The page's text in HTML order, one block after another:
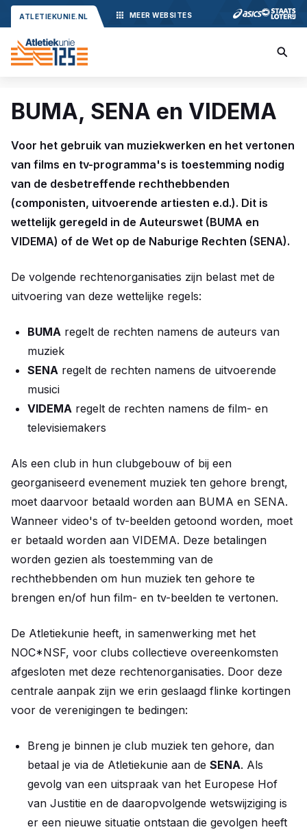
ATLETIEKUNIE.NL MEER WEBSITES
BUMA, SENA en VIDEMA
Voor het gebruik van muziekwerken en het vertonen
van films en tv-programma's is toestemming nodig
van de desbetreffende rechthebbenden
(componisten, uitvoerende artiesten e.d.). Dit is
wettelijk geregeld in de Auteurswet (BUMA en
VIDEMA) of de Wet op de Naburige Rechten (SENA).
De volgende rechtenorganisaties zijn belast met de
uitvoering van deze wettelijke regels:
BUMA regelt de rechten namens de auteurs van
muziek
SENA regelt de rechten namens de uitvoerende
musici
VIDEMA regelt de rechten namens de film- en
televisiemakers
Als een club in hun clubgebouw of bij een
georganiseerd evenement muziek ten gehore brengt,
moet daarvoor betaald worden aan BUMA en SENA.
Wanneer video's of tv-beelden getoond worden, moet
er betaald worden aan VIDEMA. Deze betalingen
worden gezien als toestemming van de
rechthebbenden om hun muziek ten gehore te
brengen en/of hun film- en tv-beelden te vertonen.
De Atletiekunie heeft, in samenwerking met het
NOC*NSF, voor clubs collectieve overeenkomsten
afgesloten met deze rechtenorganisaties. Door deze
centrale aanpak zijn we erin geslaagd flinke kortingen
voor de verenigingen te bedingen:
Breng je binnen je club muziek ten gehore, dan
betaal je via de Atletiekunie aan de SENA. Als
gevolg van een uitspraak van het Europese Hof
van Justitie en de daaropvolgende wetswijziging is
er een nieuwe situatie ontstaan die gevolgen heeft